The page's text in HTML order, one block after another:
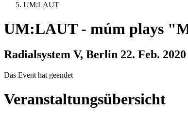
UM:LAUT
UM:LAUT - múm plays
Radialsystem V, Berlin 22. Feb. 2020
Das Event hat geendet
Veranstaltungsübersicht